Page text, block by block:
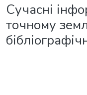
Сучасні
точному